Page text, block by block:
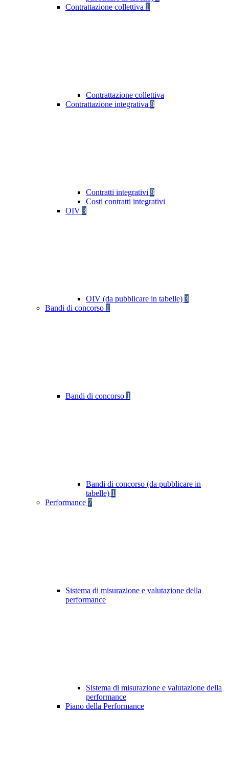
Contrattazione collettiva 1
Contrattazione collettiva
Contrattazione integrativa 8
Contratti integrativi 8
Costi contratti integrativi
OIV 3
OIV (da pubblicare in tabelle) 3
Bandi di concorso 1
Bandi di concorso 1
Bandi di concorso (da pubblicare in
tabelle) 1
Performance 7
Sistema di misurazione e valutazione della
performance
Sistema di misurazione e valutazione della
performance
Piano della Performance